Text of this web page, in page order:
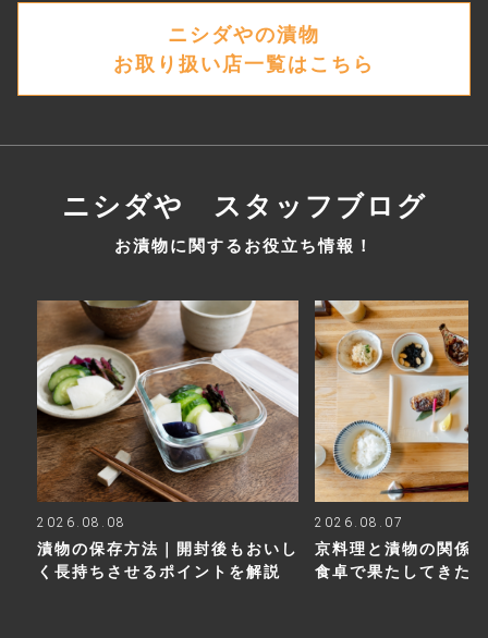
ニシダやの漬物
お取り扱い店一覧はこちら
ニシダや スタッフブログ
お漬物に関するお役立ち情報！
2026.08.08
漬物の保存方法｜開封後もおいし
く長持ちさせるポイントを解説
2026.08.07
京料理と漬物の関係
食卓で果たしてきた